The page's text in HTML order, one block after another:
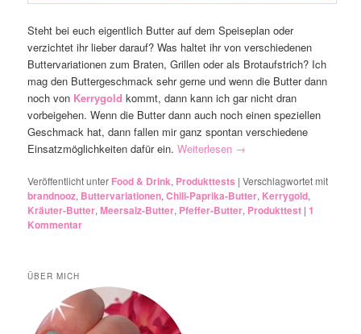
Steht bei euch eigentlich Butter auf dem Speiseplan oder
verzichtet ihr lieber darauf? Was haltet ihr von verschiedenen
Buttervariationen zum Braten, Grillen oder als Brotaufstrich? Ich
mag den Buttergeschmack sehr gerne und wenn die Butter dann
noch von Kerrygold kommt, dann kann ich gar nicht dran
vorbeigehen. Wenn die Butter dann auch noch einen speziellen
Geschmack hat, dann fallen mir ganz spontan verschiedene
Einsatzmöglichkeiten dafür ein.Weiterlesen →
Veröffentlicht unter Food & Drink, Produkttests |Verschlagwortet mit
brandnooz, Buttervariationen,Chili-Paprika-Butter, Kerrygold,
Kräuter-Butter,Meersalz-Butter, Pfeffer-Butter, Produkttest |1
Kommentar
ÜBER MICH